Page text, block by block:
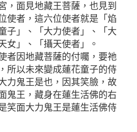
，面見地藏王菩薩，也見到
使者，這六位使者就是「焰
子」、「大力使者」、「大
女」、「攝天使者」。
者因地藏菩薩的付囑，要祂
所以未來變成蓮花童子的侍
力鬼王是也，因其笑臉，故
鬼王，藏身在蓮生活佛的右
笑面大力鬼王是蓮生活佛侍